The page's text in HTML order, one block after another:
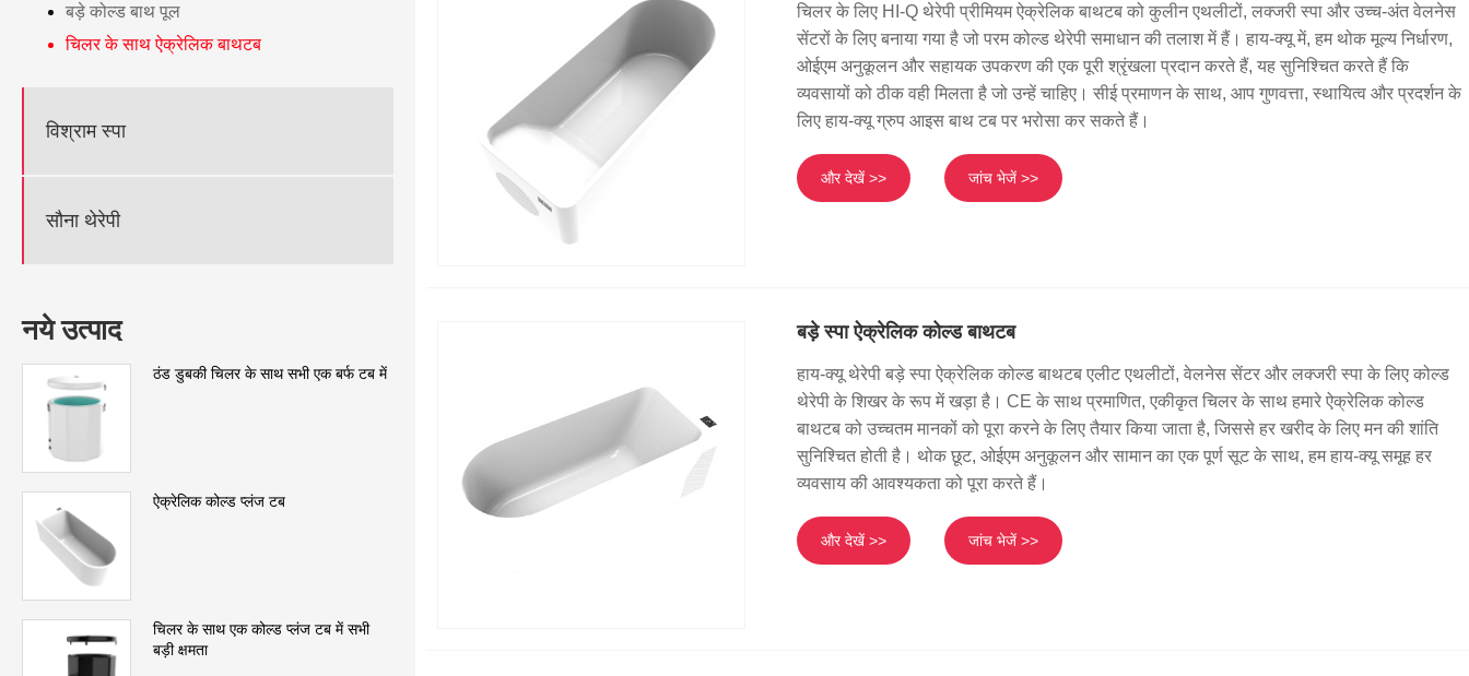
बड़े कोल्ड बाथ पूल
चिलर के साथ ऐक्रेलिक बाथटब
विश्राम स्पा
सौना थेरेपी
नये उत्पाद
ठंड डुबकी चिलर के साथ सभी एक बर्फ टब में
ऐक्रेलिक कोल्ड प्लंज टब
चिलर के साथ एक कोल्ड प्लंज टब में सभी
बड़ी क्षमता
चिलर के लिए HI-Q थेरेपी प्रीमियम ऐक्रेलिक बाथटब को कुलीन एथलीटों, लक्जरी स्पा और उच्च-अंत वेलनेस
सेंटरों के लिए बनाया गया है जो परम कोल्ड थेरेपी समाधान की तलाश में हैं। हाय-क्यू में, हम थोक मूल्य निर्धारण,
ओईएम अनुकूलन और सहायक उपकरण की एक पूरी श्रृंखला प्रदान करते हैं, यह सुनिश्चित करते हैं कि
व्यवसायों को ठीक वही मिलता है जो उन्हें चाहिए। सीई प्रमाणन के साथ, आप गुणवत्ता, स्थायित्व और प्रदर्शन के
लिए हाय-क्यू ग्रुप आइस बाथ टब पर भरोसा कर सकते हैं।
और देखें >> जांच भेजें >>
बड़े स्पा ऐक्रेलिक कोल्ड बाथटब
हाय-क्यू थेरेपी बड़े स्पा ऐक्रेलिक कोल्ड बाथटब एलीट एथलीटों, वेलनेस सेंटर और लक्जरी स्पा के लिए कोल्ड
थेरेपी के शिखर के रूप में खड़ा है। CE के साथ प्रमाणित, एकीकृत चिलर के साथ हमारे ऐक्रेलिक कोल्ड
बाथटब को उच्चतम मानकों को पूरा करने के लिए तैयार किया जाता है, जिससे हर खरीद के लिए मन की शांति
सुनिश्चित होती है। थोक छूट, ओईएम अनुकूलन और सामान का एक पूर्ण सूट के साथ, हम हाय-क्यू समूह हर
व्यवसाय की आवश्यकता को पूरा करते हैं।
और देखें >> जांच भेजें >>